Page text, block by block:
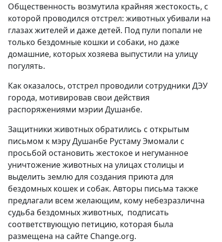
Общественность возмутила крайняя жестокость, с
которой проводился отстрел: животных убивали на
глазах жителей и даже детей. Под пули попали не
только бездомные кошки и собаки, но даже
домашние, которых хозяева выпустили на улицу
погулять.
Как оказалось, отстрел проводили сотрудники ДЭУ
города, мотивировав свои действия
распоряжениями мэрии Душанбе.
Защитники животных обратились с открытым
письмом к мэру Душанбе Рустаму Эмомали с
просьбой остановить жестокое и негуманное
уничтожение животных на улицах столицы и
выделить землю для создания приюта для
бездомных кошек и собак. Авторы письма также
предлагали всем желающим, кому небезразлична
судьба бездомных животных, подписать
соответствующую петицию, которая была
размещена на сайте Сhange.org.